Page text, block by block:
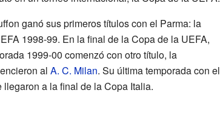
ganó sus primeros títulos con el Parma: la
1998-99. En la final de la Copa de la UEFA,
1999-00 comenzó con otro título, la
al A. C. Milan. Su última temporada con el
a la final de la Copa Italia.